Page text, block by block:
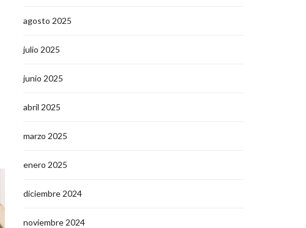
agosto 2025
julio 2025
junio 2025
abril 2025
marzo 2025
enero 2025
diciembre 2024
noviembre 2024